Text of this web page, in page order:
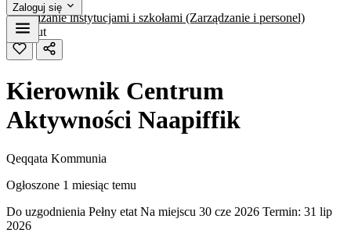
Zaloguj się
Zarządzanie instytucjami i szkołami (Zarządzanie i personel)
Sisimiut
Kierownik Centrum
Aktywności Naapiffik
Qeqqata Kommunia
Ogłoszone 1 miesiąc temu
Do uzgodnienia Pełny etat Na miejscu 30 cze 2026 Termin: 31 lip
2026